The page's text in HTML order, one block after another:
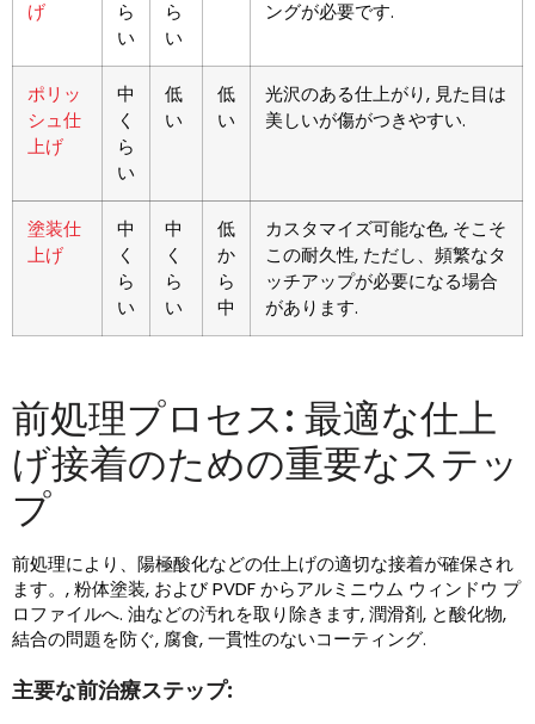
げ
ら
い
ら
い
ングが必要です.
ポリッ
シュ仕
上げ
中
く
ら
い
低
い
低
い
光沢のある仕上がり, 見た目は
美しいが傷がつきやすい.
塗装仕
上げ
中
く
ら
い
中
く
ら
い
低
か
ら
中
カスタマイズ可能な色, そこそ
この耐久性, ただし、頻繁なタ
ッチアップが必要になる場合
があります.
前処理プロセス: 最適な仕上
げ接着のための重要なステッ
プ
前処理により、陽極酸化などの仕上げの適切な接着が確保され
ます。, 粉体塗装, および PVDF からアルミニウム ウィンドウ プ
ロファイルへ. 油などの汚れを取り除きます, 潤滑剤, と酸化物,
結合の問題を防ぐ, 腐食, 一貫性のないコーティング.
主要な前治療ステップ: